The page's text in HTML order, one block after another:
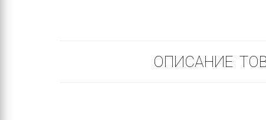
ОПИСАНИЕ